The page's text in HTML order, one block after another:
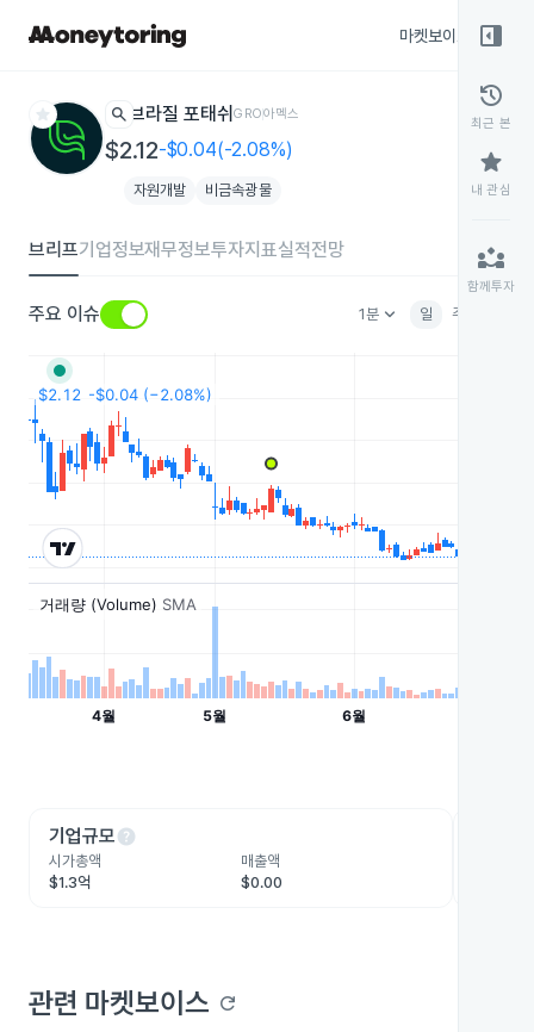
마켓보이스
star search 브라질 포태쉬 GRO아멕스
$2.12-$0.04(-2.08%)
자원개발 비금속광물
브리프기업정보재무정보투자지표실적전망
주요 이슈 1분keyboard_arrow_down 일 주
기업규모help
시가총액
$1.3억
매출액
$0.00
관련 마켓보이스 refresh
right_panel_open
history
최근 본
star
내 관심
partner_exchange
함께투자